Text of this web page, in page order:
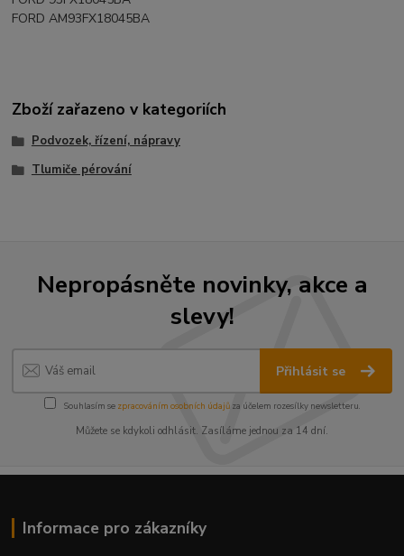
FORD AM93FX18045BA
Zboží zařazeno v kategoriích
Podvozek, řízení, nápravy
Tlumiče pérování
Nepropásněte novinky, akce a
slevy!
Přihlásit se
Souhlasím se zpracováním osobních údajůza účelem rozesílky newsletteru.
Můžete se kdykoli odhlásit. Zasíláme jednou za 14 dní.
Informace pro zákazníky